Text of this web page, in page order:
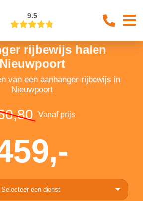
9.5
rijbewijs halen
Nieuwpoort
van een aanhanger rijbewijs in
Nieuwpoort
Vanaf prijs
Selecteer een dienst